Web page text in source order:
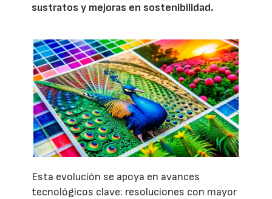
sustratos y mejoras en sostenibilidad.
Esta evolución se apoya en avances
tecnológicos clave: resoluciones con mayor